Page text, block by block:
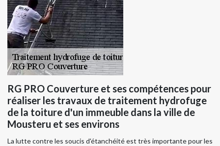
RG PRO Couverture et ses compétences pour
réaliser les travaux de traitement hydrofuge
de la toiture d'un immeuble dans la ville de
Mousteru et ses environs
La lutte contre les soucis d'étanchéité est très importante pour les